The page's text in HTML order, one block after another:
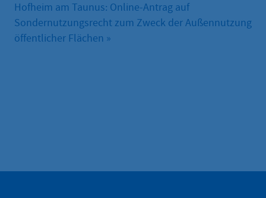
Hofheim am Taunus: Online-Antrag auf
Sondernutzungsrecht zum Zweck der Außennutzung
öffentlicher Flächen »